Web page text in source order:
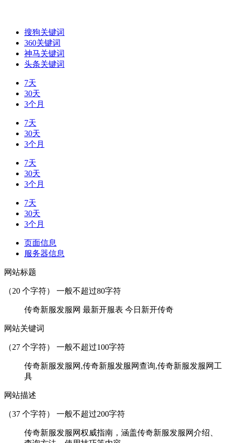
搜狗关键词
360关键词
神马关键词
头条关键词
7天
30天
3个月
7天
30天
3个月
7天
30天
3个月
7天
30天
3个月
页面信息
服务器信息
网站标题
（20 个字符） 一般不超过80字符
传奇新服发服网 最新开服表 今日新开传奇
网站关键词
（27 个字符） 一般不超过100字符
传奇新服发服网,传奇新服发服网查询,传奇新服发服网工
具
网站描述
（37 个字符） 一般不超过200字符
传奇新服发服网权威指南，涵盖传奇新服发服网介绍、